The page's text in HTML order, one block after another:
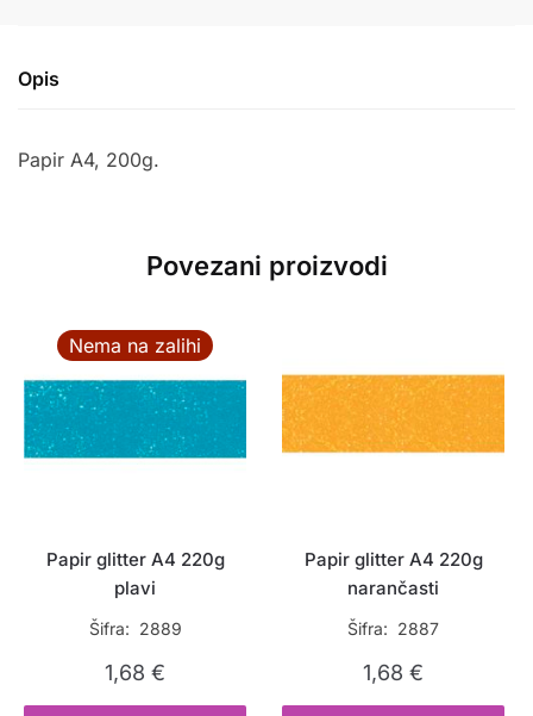
Opis
Papir A4, 200g.
Povezani proizvodi
Nema na zalihi
Papir glitter A4 220g
plavi
Šifra: 2889
1,68€
Papir glitter A4 220g
narančasti
Šifra: 2887
1,68€